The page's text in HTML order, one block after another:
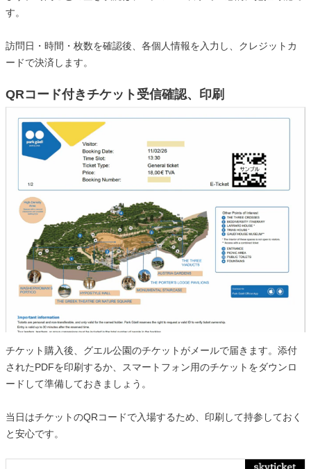
す。
訪問日・時間・枚数を確認後、各個人情報を入力し、クレジットカ
ードで決済します。
QRコード付きチケット受信確認、印刷
チケット購入後、グエル公園のチケットがメールで届きます。添付
されたPDFを印刷するか、スマートフォン用のチケットをダウンロ
ードして準備しておきましょう。
当日はチケットのQRコードで入場するため、印刷して持参しておく
と安心です。